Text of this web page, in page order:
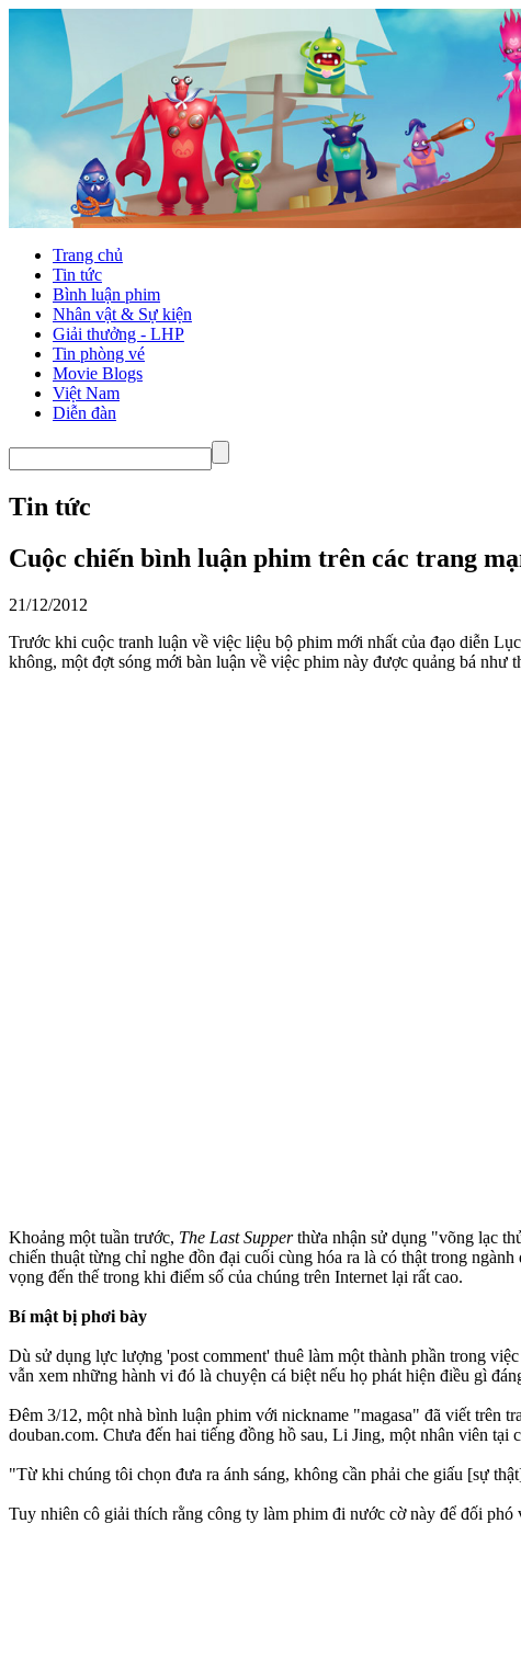
Trang chủ
Tin tức
Bình luận phim
Nhân vật & Sự kiện
Giải thưởng - LHP
Tin phòng vé
Movie Blogs
Việt Nam
Diễn đàn
Tin tức
Cuộc chiến bình luận phim trên các trang
21/12/2012
Trước khi cuộc tranh luận về việc liệu bộ phim mới nhất của đạo diễn
không, một đợt sóng mới bàn luận về việc phim này được quảng bá như
Khoảng một tuần trước, The Last Supperthừa nhận sử dụng "võng lạc
chiến thuật từng chỉ nghe đồn đại cuối cùng hóa ra là có thật trong
vọng đến thế trong khi điểm số của chúng trên Internet lại rất cao.
Bí mật bị phơi bày
Dù sử dụng lực lượng 'post comment' thuê làm một thành phần trong
vẫn xem những hành vi đó là chuyện cá biệt nếu họ phát hiện điều gì
Đêm 3/12, một nhà bình luận phim với nickname "magasa" đã viết trên
douban.com. Chưa đến hai tiếng đồng hồ sau, Li Jing, một nhân viên
"Từ khi chúng tôi chọn đưa ra ánh sáng, không cần phải che giấu [sự
Tuy nhiên cô giải thích rằng công ty làm phim đi nước cờ này để đối